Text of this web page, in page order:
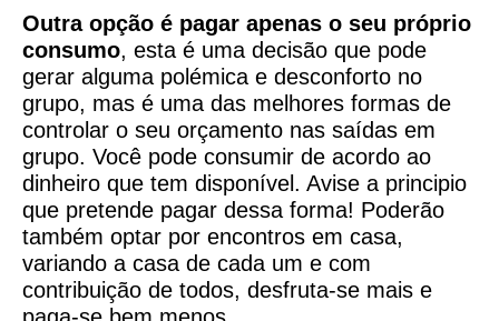
Outra opção é pagar apenas o seu próprio
consumo, esta é uma decisão que pode
gerar alguma polémica e desconforto no
grupo, mas é uma das melhores formas de
controlar o seu orçamento nas saídas em
grupo. Você pode consumir de acordo ao
dinheiro que tem disponível. Avise a principio
que pretende pagar dessa forma! Poderão
também optar por encontros em casa,
variando a casa de cada um e com
contribuição de todos, desfruta-se mais e
paga-se bem menos.